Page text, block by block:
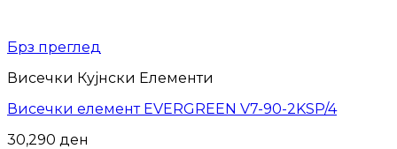
Брз преглед
Висечки Кујнски Елементи
Висечки елемент EVERGREEN V7-90-2KSP/4
30,290 ден